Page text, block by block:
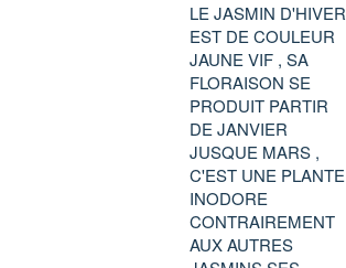
LE JASMIN D'HIVER
EST DE COULEUR
JAUNE VIF , SA
FLORAISON SE
PRODUIT PARTIR
DE JANVIER
JUSQUE MARS ,
C'EST UNE PLANTE
INODORE
CONTRAIREMENT
AUX AUTRES